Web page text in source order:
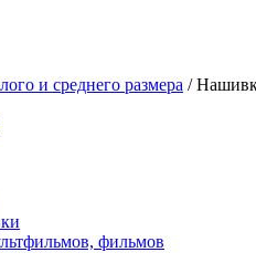
и среднего размера /
фильмов